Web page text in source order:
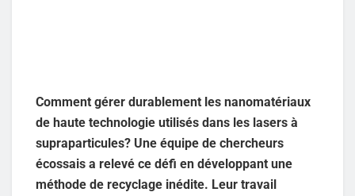
Comment gérer durablement les nanomatériaux
de haute technologie utilisés dans les lasers à
supraparticules? Une équipe de chercheurs
écossais a relevé ce défi en développant une
méthode de recyclage inédite. Leur travail